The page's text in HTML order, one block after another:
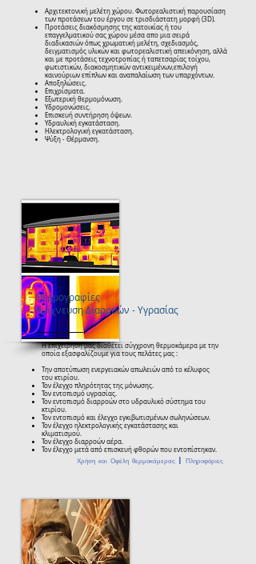
Αρχιτεκτονική μελέτη χώρου. Φωτορεαλιστική παρουσίαση
των προτάσεων του έργου σε τρισδιάστατη μορφή (3D).
Προτάσεις διακόσμησης της κατοικίας ή του
επαγγελματικού σας χώρου μέσα απο μια σειρά
διαδικασιών όπως χρωματική μελέτη, σχεδιασμός,
δειγματισμός υλικών και φωτορεαλιστική απεικόνηση, αλλά
και με προτάσεις τεχνοτροπίας ή ταπετσαρίας τοίχου,
φωτιστικών, διακοσμητικών αντικειμένων,επιλογή
καινούριων επίπλων και αναπαλαίωση των υπαρχόντων.
Αποξηλώσεις.
Επιχρίσματα.
Εξωτερική θερμομόνωση.
Υδρομονώσεις.
Επισκευή συντήρηση όψεων.
Υδραυλική εγκατάσταση.
Ηλεκτρολογική εγκατάσταση.
Ψύξη - Θέρμανση.
Θερμογραφίες
Ανίχνευση Διαρροών - Υγρασίας
Η επιχείρησή μας διαθέτει σύγχρονη θερμοκάμερα με την
οποία εξασφαλίζουμε για τους πελάτες μας :
Την αποτύπωση ενεργειακών απωλειών από το κέλυφος
του κτιρίου.
Τον έλεγχο πληρότητας της μόνωσης.
Τον εντοπισμό υγρασίας.
Τον εντοπισμό διαρροών στο υδραυλικό σύστημα του
κτιρίου.
Τον εντοπισμό και έλεγχο εγκιβωτισμένων σωληνώσεων.
Τον έλεγχο ηλεκτρολογικής εγκατάστασης και
κλιματισμού.
Τον έλεγχο διαρροών αέρα.
Τον έλεγχο μετά από επισκευή φθορών που εντοπίστηκαν.
Χρήση και Οφέλη θερμοκάμερας | Πληροφόριες